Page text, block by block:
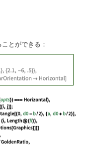
とができる：